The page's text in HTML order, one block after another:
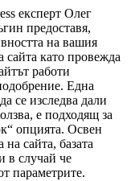
експерт Олег
предоставя,
на вашия
сайта като провежда
работи
Една
се изследва дали
е подходящ за
опцията. Освен
сайта, базата
в случай че
параметрите.